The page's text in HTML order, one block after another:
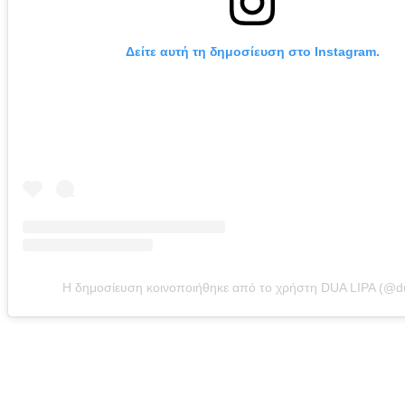
Δείτε αυτή τη δημοσίευση στο Instagram.
Η δημοσίευση κοινοποιήθηκε από το χρήστη DUA LIPA